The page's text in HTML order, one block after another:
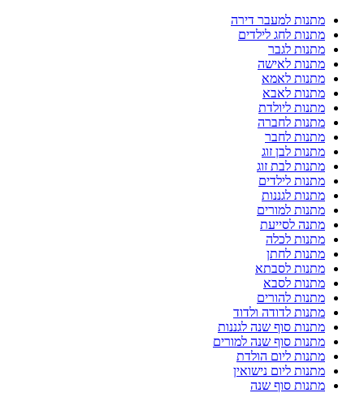
מתנות למעבר דירה
מתנות לחג לילדים
מתנות לגבר
מתנות לאישה
מתנות לאמא
מתנות לאבא
מתנות ליולדת
מתנות לחברה
מתנות לחבר
מתנות לבן זוג
מתנות לבת זוג
מתנות לילדים
מתנות לגננות
מתנות למורים
מתנה לסייעת
מתנות לכלה
מתנות לחתן
מתנות לסבתא
מתנות לסבא
מתנות להורים
מתנות לדודה ולדוד
מתנות סוף שנה לגננות
מתנות סוף שנה למורים
מתנות ליום הולדת
מתנות ליום נישואין
מתנות סוף שנה